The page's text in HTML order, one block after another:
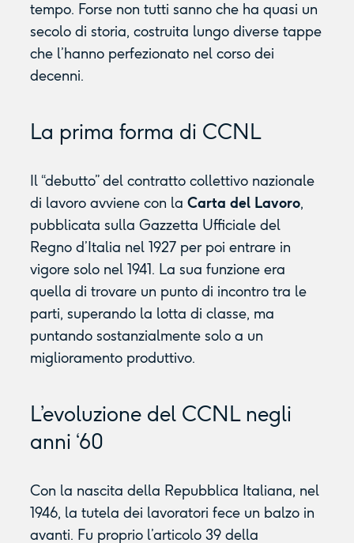
tempo. Forse non tutti sanno che ha quasi un
secolo di storia, costruita lungo diverse tappe
che l’hanno perfezionato nel corso dei
decenni.
La prima forma di CCNL
Il “debutto” del contratto collettivo nazionale
di lavoro avviene con la Carta del Lavoro,
pubblicata sulla Gazzetta Ufficiale del
Regno d’Italia nel 1927 per poi entrare in
vigore solo nel 1941. La sua funzione era
quella di trovare un punto di incontro tra le
parti, superando la lotta di classe, ma
puntando sostanzialmente solo a un
miglioramento produttivo.
L’evoluzione del CCNL negli
anni ‘60
Con la nascita della Repubblica Italiana, nel
1946, la tutela dei lavoratori fece un balzo in
avanti. Fu proprio l’articolo 39 della